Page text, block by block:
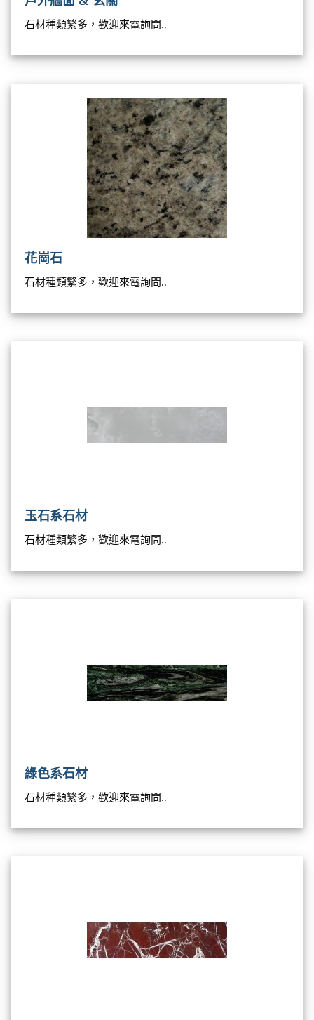
石材種類繁多，歡迎來電詢問..
花崗石
石材種類繁多，歡迎來電詢問..
玉石系石材
石材種類繁多，歡迎來電詢問..
綠色系石材
石材種類繁多，歡迎來電詢問..